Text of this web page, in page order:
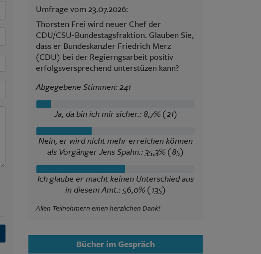
Umfrage vom 23.07.2026:
Thorsten Frei wird neuer Chef der
CDU/CSU-Bundestagsfraktion. Glauben Sie,
dass er Bundeskanzler Friedrich Merz
(CDU) bei der Regierngsarbeit positiv
erfolgsversprechend unterstüzen kann?
Abgegebene Stimmen: 241
Ja, da bin ich mir sicher.: 8,7% (21)
Nein, er wird nicht mehr erreichen können
als Vorgänger Jens Spahn.: 35,3% (85)
Ich glaube er macht keinen Unterschied aus
in diesem Amt.: 56,0% (135)
Allen Teilnehmern einen herzlichen Dank!
Bücher im Gespräch